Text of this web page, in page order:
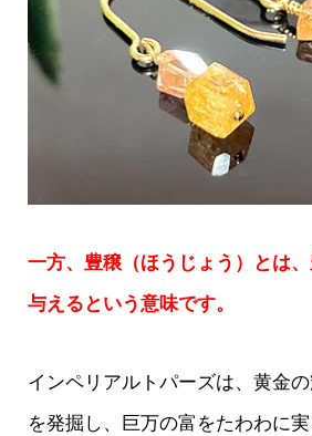
一方、豊穣（ほうじょう）とは
与えるという意味です。
インペリアルトパーズは、黄金
を発掘し、巨万の富をたわわに